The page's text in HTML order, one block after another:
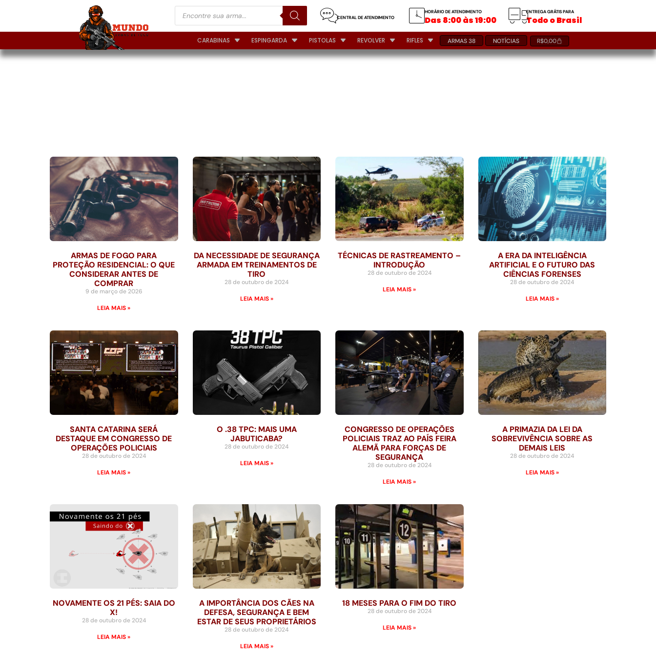
CENTRAL DE ATENDIMENTO
HORÁRIO DE ATENDIMENTO
Das 8:00 às 19:00
ENTREGA GRÁTIS PARA
Todo o Brasil
CARABINAS ESPINGARDA PISTOLAS REVOLVER RIFLES ARMAS 38 NOTÍCIAS R$0,00
ARMAS DE FOGO PARA
PROTEÇÃO RESIDENCIAL: O QUE
CONSIDERAR ANTES DE
COMPRAR
9 de março de 2026
LEIA MAIS »
DA NECESSIDADE DE SEGURANÇA
ARMADA EM TREINAMENTOS DE
TIRO
28 de outubro de 2024
LEIA MAIS »
TÉCNICAS DE RASTREAMENTO –
INTRODUÇÃO
28 de outubro de 2024
LEIA MAIS »
A ERA DA INTELIGÊNCIA
ARTIFICIAL E O FUTURO DAS
CIÊNCIAS FORENSES
28 de outubro de 2024
LEIA MAIS »
SANTA CATARINA SERÁ
DESTAQUE EM CONGRESSO DE
OPERAÇÕES POLICIAIS
28 de outubro de 2024
LEIA MAIS »
O .38 TPC: MAIS UMA
JABUTICABA?
28 de outubro de 2024
LEIA MAIS »
CONGRESSO DE OPERAÇÕES
POLICIAIS TRAZ AO PAÍS FEIRA
ALEMÃ PARA FORÇAS DE
SEGURANÇA
28 de outubro de 2024
LEIA MAIS »
A PRIMAZIA DA LEI DA
SOBREVIVÊNCIA SOBRE AS
DEMAIS LEIS
28 de outubro de 2024
LEIA MAIS »
NOVAMENTE OS 21 PÉS: SAIA DO
X!
28 de outubro de 2024
LEIA MAIS »
A IMPORTÂNCIA DOS CÃES NA
DEFESA, SEGURANÇA E BEM
ESTAR DE SEUS PROPRIETÁRIOS
28 de outubro de 2024
LEIA MAIS »
18 MESES PARA O FIM DO TIRO
28 de outubro de 2024
LEIA MAIS »